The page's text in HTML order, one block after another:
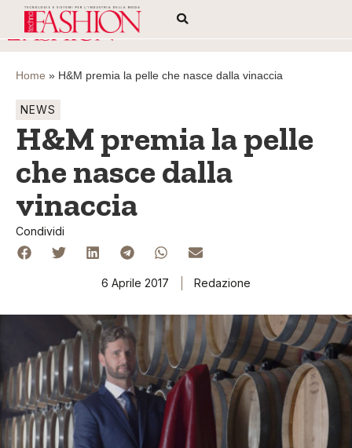
Home » H&M premia la pelle che nasce dalla vinaccia
NEWS
H&M premia la pelle
che nasce dalla
vinaccia
Condividi
6 Aprile 2017 Redazione